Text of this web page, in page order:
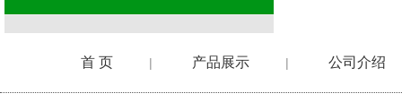
首 页 | 产品展示 | 公司介绍